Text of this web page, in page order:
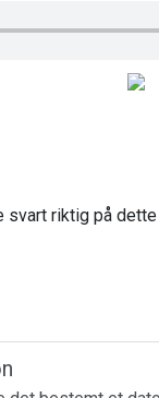
svart riktig på